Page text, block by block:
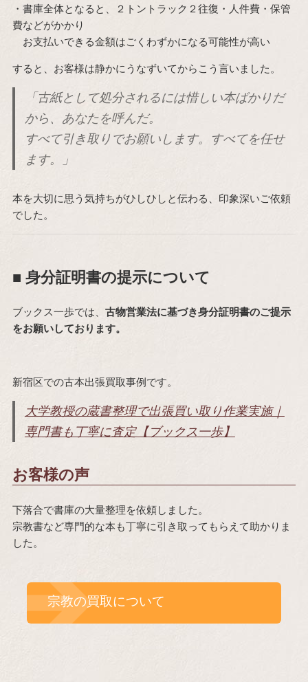
・書庫全体となると、２トントラック２往復・人件費・保管
費などがかかり
お支払いできる金額はごくわずかになる可能性が高い
すると、お客様は静かにうなずいてからこう言いました。
「古紙として処分されるには惜しい本ばかりだ
から、あなたを呼んだ。
すべて引き取りでお願いします。すべてを任せ
ます。」
本を大切に思う気持ちがひしひしと伝わる、印象深いご依頼
でした。
■ 身分証明書の提示について
ブックス一歩では、 古物営業法に基づき身分証明書のご提示
をお願いしております。
新宿区での古本出張買取事例です。
大学教授の蔵書整理で出張買い取り作業実施｜
専門書も丁寧に査定【ブックス一歩】
お客様の声
下落合で書庫の大量整理を依頼しました。
宗教書など専門的な本も丁寧に引き取ってもらえて助かりま
した。
宗教の買取について